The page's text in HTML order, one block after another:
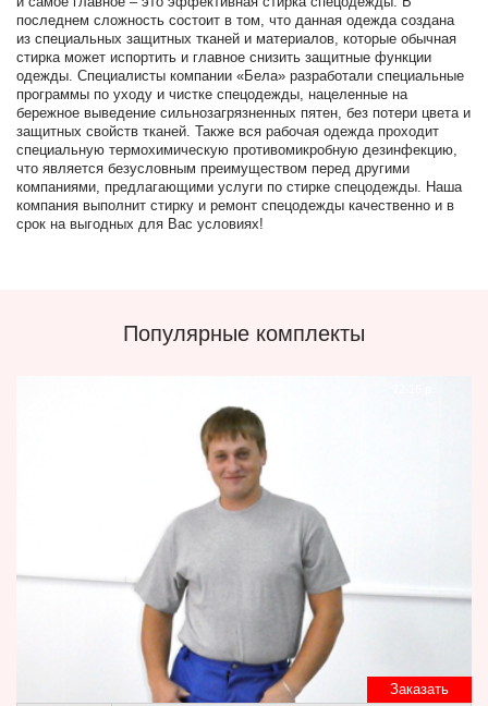
последнем сложность состоит в том, что данная одежда создана
из специальных защитных тканей и материалов, которые обычная
стирка может испортить и главное снизить защитные функции
одежды. Специалисты компании «Бела» разработали специальные
программы по уходу и чистке спецодежды, нацеленные на
бережное выведение сильнозагрязненных пятен, без потери цвета и
защитных свойств тканей. Также вся рабочая одежда проходит
специальную термохимическую противомикробную дезинфекцию,
что является безусловным преимуществом перед другими
компаниями, предлагающими услуги по стирке спецодежды. Наша
компания выполнит стирку и ремонт спецодежды качественно и в
срок на выгодных для Вас условиях!
Популярные комплекты
Заказать